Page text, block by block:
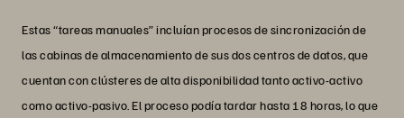
Estas “tareas manuales” incluían procesos de sincronización de
las cabinas de almacenamiento de sus dos centros de datos, que
cuentan con clústeres de alta disponibilidad tanto activo-activo
como activo-pasivo. El proceso podía tardar hasta 18 horas, lo que